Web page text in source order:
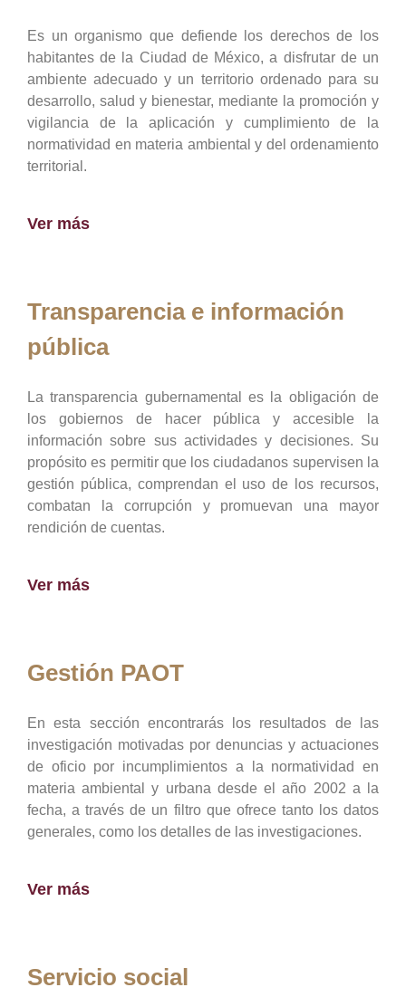
Es un organismo que defiende los derechos de los
habitantes de la Ciudad de México, a disfrutar de un
ambiente adecuado y un territorio ordenado para su
desarrollo, salud y bienestar, mediante la promoción y
vigilancia de la aplicación y cumplimiento de la
normatividad en materia ambiental y del ordenamiento
territorial.
Ver más
Transparencia e información
pública
La transparencia gubernamental es la obligación de
los gobiernos de hacer pública y accesible la
información sobre sus actividades y decisiones. Su
propósito es permitir que los ciudadanos supervisen la
gestión pública, comprendan el uso de los recursos,
combatan la corrupción y promuevan una mayor
rendición de cuentas.
Ver más
Gestión PAOT
En esta sección encontrarás los resultados de las
investigación motivadas por denuncias y actuaciones
de oficio por incumplimientos a la normatividad en
materia ambiental y urbana desde el año 2002 a la
fecha, a través de un filtro que ofrece tanto los datos
generales, como los detalles de las investigaciones.
Ver más
Servicio social